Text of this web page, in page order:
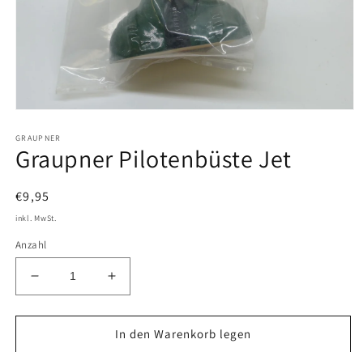
in
Modal
öffnen
GRAUPNER
Graupner Pilotenbüste Jet
Normaler
Preis
€9,95
inkl. MwSt.
Anzahl
Verringere
die
Menge
Erhöhe
die
Menge
für
In den Warenkorb legen